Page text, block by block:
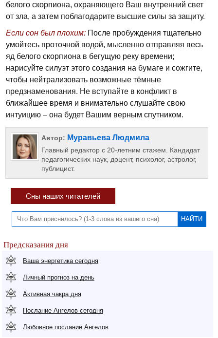
белого скорпиона, охраняющего Ваш внутренний свет
от зла, а затем поблагодарите высшие силы за защиту.
Если сон был плохим: После пробуждения тщательно
умойтесь проточной водой, мысленно отправляя весь
яд белого скорпиона в бегущую реку времени;
нарисуйте силуэт этого создания на бумаге и сожгите,
чтобы нейтрализовать возможные тёмные
предзнаменования. Не вступайте в конфликт в
ближайшее время и внимательно слушайте свою
интуицию – она будет Вашим верным спутником.
Автор: Муравьева Людмила
Главный редактор с 20-летним стажем. Кандидат
педагогических наук, доцент, психолог, астролог,
публицист.
Сны наших читателей
Предсказания дня
Ваша энергетика сегодня
Личный прогноз на день
Активная чакра дня
Послание Ангелов сегодня
Любовное послание Ангелов